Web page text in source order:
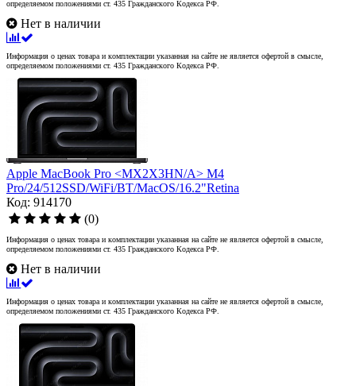
определяемом положениями ст. 435 Гражданского Кодекса РФ.
Нет в наличии
Информация о ценах товара и комплектации указанная на сайте не является офертой в смысле,
определяемом положениями ст. 435 Гражданского Кодекса РФ.
Apple MacBook Pro <MX2X3HN/A> M4
Pro/24/512SSD/WiFi/BT/MacOS/16.2"Retina
Код: 914170
(0)
Информация о ценах товара и комплектации указанная на сайте не является офертой в смысле,
определяемом положениями ст. 435 Гражданского Кодекса РФ.
Нет в наличии
Информация о ценах товара и комплектации указанная на сайте не является офертой в смысле,
определяемом положениями ст. 435 Гражданского Кодекса РФ.